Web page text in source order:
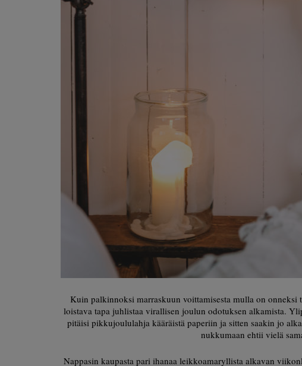
Kuin palkinnoksi marraskuun voittamisesta mulla on
loistava tapa juhlistaa virallisen joulun odotuksen alkamista.
pitäisi pikkujoululahja kääräistä paperiin ja sitten saakin jo
nukkumaan ehtii vielä
Nappasin kaupasta pari ihanaa leikkoamaryllista alkavan